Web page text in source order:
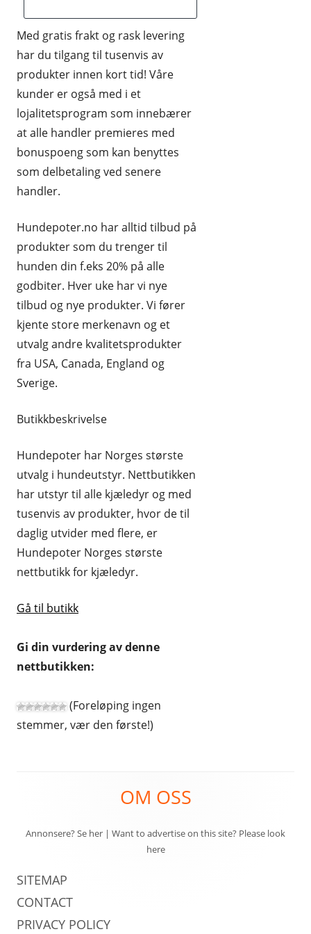
HUDPLEIE OG KOSMETIKK
HUS OG HJEM
KLÆR OG MOTE
KUNST OG ANTIKVITETER
LEKER
RADIO, TV OG HI-FI
Med gratis frakt og rask levering
har du tilgang til tusenvis av
produkter innen kort tid! Våre
kunder er også med i et
lojalitetsprogram som innebærer
at alle handler premieres med
bonuspoeng som kan benyttes
som delbetaling ved senere
handler.
Hundepoter.no har alltid tilbud på
produkter som du trenger til
hunden din f.eks 20% på alle
godbiter. Hver uke har vi nye
tilbud og nye produkter. Vi fører
kjente store merkenavn og et
utvalg andre kvalitetsprodukter
fra USA, Canada, England og
Sverige.
Butikkbeskrivelse
Hundepoter har Norges største
utvalg i hundeutstyr. Nettbutikken
har utstyr til alle kjæledyr og med
tusenvis av produkter, hvor de til
daglig utvider med flere, er
Hundepoter Norges største
nettbutikk for kjæledyr.
Gå til butikk
Gi din vurdering av denne
nettbutikken:
(Foreløping ingen
stemmer, vær den første!)
OM OSS
Annonsere? Se her | Want to advertise on this site? Please look
here
SITEMAP
CONTACT
PRIVACY POLICY